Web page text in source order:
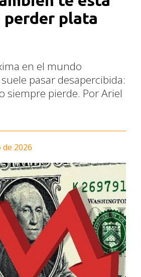
perder plata
en el mundo
pasar desapercibida:
siempre pierde. Por Ariel
de 2026